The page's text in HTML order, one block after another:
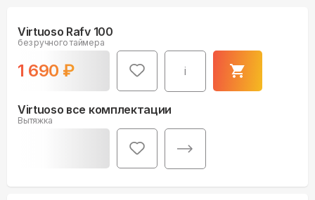
Virtuoso Rafv 100
без ручного таймера
1 690 ₽ i
Virtuoso все комплектации
Вытяжка